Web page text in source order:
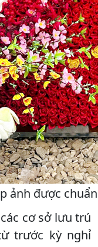
ảnh được
cơ sở lưu trú
trước kỳ nghỉ